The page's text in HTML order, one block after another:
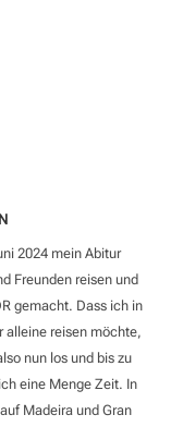
2024 mein Abitur
Freunden reisen und
gemacht. Dass ich in
alleine reisen möchte,
nun los und bis zu
eine Menge Zeit. In
Madeira und Gran